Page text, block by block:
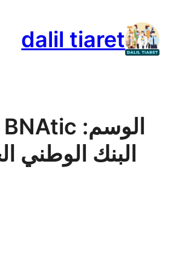
إلى
المحتوى
dalil tiaret
الوسم:
البنك الوطني